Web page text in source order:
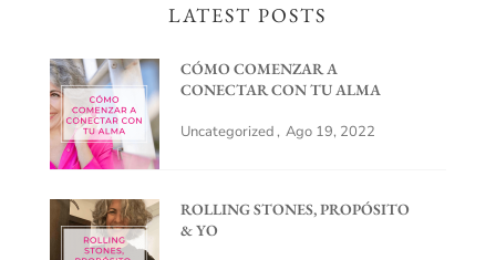
LATEST POSTS
CÓMO COMENZAR A
CONECTAR CON TU ALMA
Uncategorized Ago 19, 2022
ROLLING STONES, PROPÓSITO
& YO